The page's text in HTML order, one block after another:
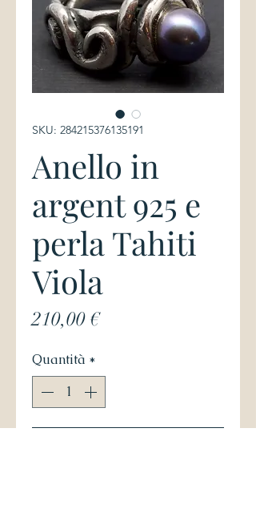
SKU: 284215376135191
Anello in
argent 925 e
perla Tahiti
Viola
210,00 €Prezzo
Quantità *